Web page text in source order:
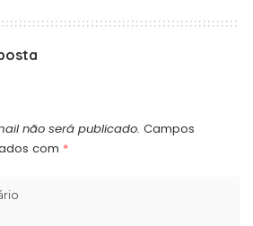
não será publicado. Campos
com *